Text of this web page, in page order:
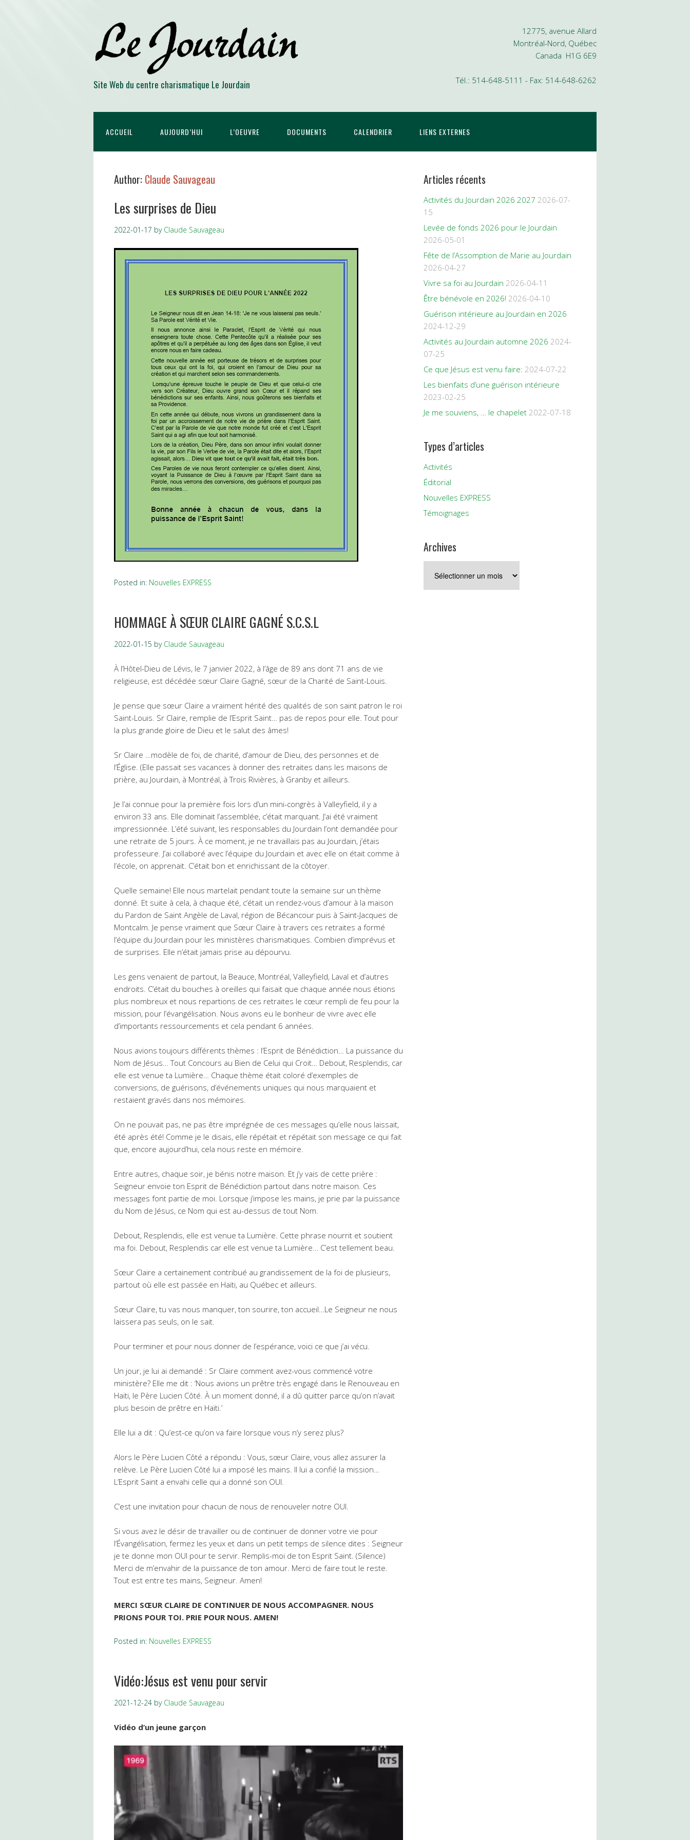
Site Web du centre charismatique Le Jourdain
12775, avenue Allard
Montréal-Nord, Québec
Canada H1G 6E9
Tél.: 514-648-5111 - Fax: 514-648-6262
ACCUEIL AUJOURD’HUI L’OEUVRE DOCUMENTS CALENDRIER LIENS EXTERNES
Author: Claude Sauvageau
Les surprises de Dieu
2022-01-17 by Claude Sauvageau
Posted in: Nouvelles EXPRESS
HOMMAGE À SŒUR CLAIRE GAGNÉ S.C.S.L
2022-01-15 by Claude Sauvageau
À l’Hôtel-Dieu de Lévis, le 7 janvier 2022, à l’âge de 89 ans dont 71 ans de vie
religieuse, est décédée sœur Claire Gagné, sœur de la Charité de Saint-Louis.
Je pense que sœur Claire a vraiment hérité des qualités de son saint patron le roi
Saint-Louis. Sr Claire, remplie de l’Esprit Saint… pas de repos pour elle. Tout pour
la plus grande gloire de Dieu et le salut des âmes!
Sr Claire …modèle de foi, de charité, d’amour de Dieu, des personnes et de
l’Église. (Elle passait ses vacances à donner des retraites dans les maisons de
prière, au Jourdain, à Montréal, à Trois Rivières, à Granby et ailleurs.
Je l’ai connue pour la première fois lors d’un mini-congrès à Valleyfield, il y a
environ 33 ans. Elle dominait l’assemblée, c’était marquant. J’ai été vraiment
impressionnée. L’été suivant, les responsables du Jourdain l’ont demandée pour
une retraite de 5 jours. À ce moment, je ne travaillais pas au Jourdain, j’étais
professeure. J’ai collaboré avec l’équipe du Jourdain et avec elle on était comme à
l’école, on apprenait. C’était bon et enrichissant de la côtoyer.
Quelle semaine! Elle nous martelait pendant toute la semaine sur un thème
donné. Et suite à cela, à chaque été, c’était un rendez-vous d’amour à la maison
du Pardon de Saint Angèle de Laval, région de Bécancour puis à Saint-Jacques de
Montcalm. Je pense vraiment que Sœur Claire à travers ces retraites a formé
l’équipe du Jourdain pour les ministères charismatiques. Combien d’imprévus et
de surprises. Elle n’était jamais prise au dépourvu.
Les gens venaient de partout, la Beauce, Montréal, Valleyfield, Laval et d’autres
endroits. C’était du bouches à oreilles qui faisait que chaque année nous étions
plus nombreux et nous repartions de ces retraites le cœur rempli de feu pour la
mission, pour l’évangélisation. Nous avons eu le bonheur de vivre avec elle
d’importants ressourcements et cela pendant 6 années.
Nous avions toujours différents thèmes : l’Esprit de Bénédiction… La puissance du
Nom de Jésus… Tout Concours au Bien de Celui qui Croit… Debout, Resplendis, car
elle est venue ta Lumière… Chaque thème était coloré d’exemples de
conversions, de guérisons, d’événements uniques qui nous marquaient et
restaient gravés dans nos mémoires.
On ne pouvait pas, ne pas être imprégnée de ces messages qu’elle nous laissait,
été après été! Comme je le disais, elle répétait et répétait son message ce qui fait
que, encore aujourd’hui, cela nous reste en mémoire.
Entre autres, chaque soir, je bénis notre maison. Et j’y vais de cette prière :
Seigneur envoie ton Esprit de Bénédiction partout dans notre maison. Ces
messages font partie de moi. Lorsque j’impose les mains, je prie par la puissance
du Nom de Jésus, ce Nom qui est au-dessus de tout Nom.
Debout, Resplendis, elle est venue ta Lumière. Cette phrase nourrit et soutient
ma foi. Debout, Resplendis car elle est venue ta Lumière… C’est tellement beau.
Sœur Claire a certainement contribué au grandissement de la foi de plusieurs,
partout où elle est passée en Haïti, au Québec et ailleurs.
Sœur Claire, tu vas nous manquer, ton sourire, ton accueil…Le Seigneur ne nous
laissera pas seuls, on le sait.
Pour terminer et pour nous donner de l’espérance, voici ce que j’ai vécu.
Un jour, je lui ai demandé : Sr Claire comment avez-vous commencé votre
ministère? Elle me dit : ‘Nous avions un prêtre très engagé dans le Renouveau en
Haïti, le Père Lucien Côté. À un moment donné, il a dû quitter parce qu’on n’avait
plus besoin de prêtre en Haïti.’
Elle lui a dit : Qu’est-ce qu’on va faire lorsque vous n’y serez plus?
Alors le Père Lucien Côté a répondu : Vous, sœur Claire, vous allez assurer la
relève. Le Père Lucien Côté lui a imposé les mains. Il lui a confié la mission…
L’Esprit Saint a envahi celle qui a donné son OUI.
C’est une invitation pour chacun de nous de renouveler notre OUI.
Si vous avez le désir de travailler ou de continuer de donner votre vie pour
l’Évangélisation, fermez les yeux et dans un petit temps de silence dites : Seigneur
je te donne mon OUI pour te servir. Remplis-moi de ton Esprit Saint. (Silence)
Merci de m’envahir de la puissance de ton amour. Merci de faire tout le reste.
Tout est entre tes mains, Seigneur. Amen!
MERCI SŒUR CLAIRE DE CONTINUER DE NOUS ACCOMPAGNER. NOUS
PRIONS POUR TOI. PRIE POUR NOUS. AMEN!
Posted in: Nouvelles EXPRESS
Vidéo:Jésus est venu pour servir
2021-12-24 by Claude Sauvageau
Vidéo d’un jeune garçon
Articles récents
Activités du Jourdain 2026 2027 2026-07-
15
Levée de fonds 2026 pour le Jourdain
2026-05-01
Fête de l’Assomption de Marie au Jourdain
2026-04-27
Vivre sa foi au Jourdain 2026-04-11
Être bénévole en 2026! 2026-04-10
Guérison intérieure au Jourdain en 2026
2024-12-29
Activités au Jourdain automne 2026 2024-
07-25
Ce que Jésus est venu faire: 2024-07-22
Les bienfaits d’une guérison intérieure
2023-02-25
Je me souviens, … le chapelet 2022-07-18
Types d’articles
Activités
Éditorial
Nouvelles EXPRESS
Témoignages
Archives